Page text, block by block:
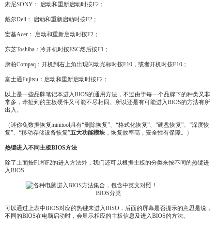
索尼SONY： 启动和重新启动时按F2；
戴尔Dell： 启动和重新启动时按F2；
宏基Acer： 启动和重新启动时按F2；
东芝Toshiba：冷开机时按ESC然后按F1；
康柏Compaq：开机到右上角出现闪动光标时按F10，或者开机时按F10；
富士通Fujitsu：启动和重新启动时按F2；
以上是一些品牌笔记本进入BIOS的通用方法，不过由于每一个品牌下的种类又非
常多，牵扯到的主板硬件又可能不尽相同。所以还是有可能进入BIOS的方法有所
出入。
（迷你兔数据恢复minitool具有“删除恢复”、“格式化恢复”、“硬盘恢复”、“深度恢
复”、“移动存储设备恢复”五大功能模块 ，恢复效率高，安全性有保障。）
热键进入不同主板BIOS方法
除了上面按F1和F2的进入方法外，我们还可以根据主板的分类来按不同的热键进
入BIOS
BIOS分类
可以通过上表中BIOS对应的热键来进入BISO，后面的屏幕是否提示的意思是说，
不同的BIOS在电脑启动时，会显示相应的主板信息及进入BIOS的方法。